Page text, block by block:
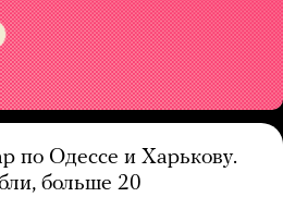
по Одессе и Харькову.
больше 20